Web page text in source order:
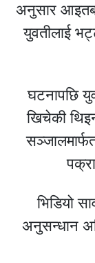
अनुसार
युवतीलाई
घटनापछि
खिचेकी
भिडियो
अनुसन्धान